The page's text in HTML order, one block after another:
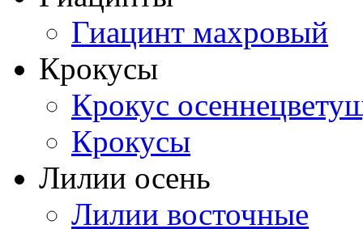
Гиацинт махровый
Крокусы
Крокус
Крокусы
Лилии осень
Лилии восточные